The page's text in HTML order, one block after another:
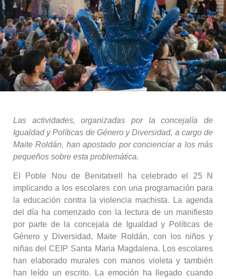
Las actividades, organizadas por la concejalía de
Igualdad y Políticas de Género y Diversidad, a cargo de
Maite Roldán, han apostado por concienciar a los más
pequeños sobre esta problemática.
El Poble Nou de Benitatxell ha celebrado el 25 N
implicando a los escolares con una programación para
la educación contra la violencia machista. La agenda
del día ha comenzado con la lectura de un manifiesto
por parte de la concejala de Igualdad y Políticas de
Género y Diversidad, Maite Roldán, con los niños y
niñas del CEIP Santa Maria Magdalena. Los escolares
han elaborado murales con manos violeta y también
han leído un escrito. La emoción ha llegado cuando